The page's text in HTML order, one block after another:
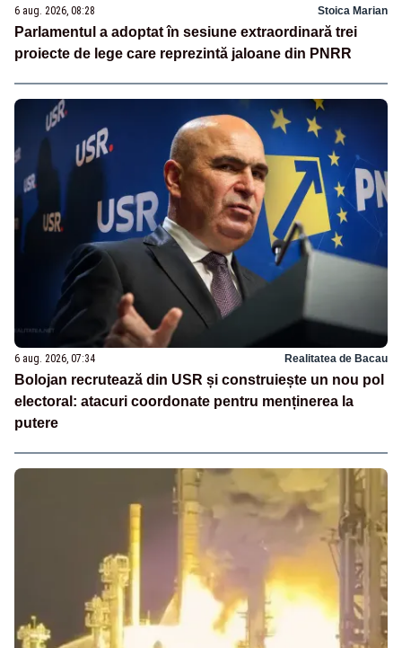
6 aug. 2026, 08:28 Stoica Marian
Parlamentul a adoptat în sesiune extraordinară trei
proiecte de lege care reprezintă jaloane din PNRR
6 aug. 2026, 07:34 Realitatea de Bacau
Bolojan recrutează din USR și construiește un nou pol
electoral: atacuri coordonate pentru menținerea la
putere